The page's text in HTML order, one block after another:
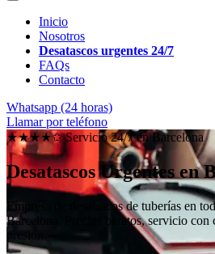
Inicio
Nosotros
Desatascos urgentes 24/7
FAQs
Contacto
Whatsapp (24 horas)
Llamar por teléfono
★★★★✩ Servicio 24/7 enBarcelona
Desatascos Urgentes en
Empresa de desatascos de tuberías en
Barcelona. Precios baratos, servicio con
presión.